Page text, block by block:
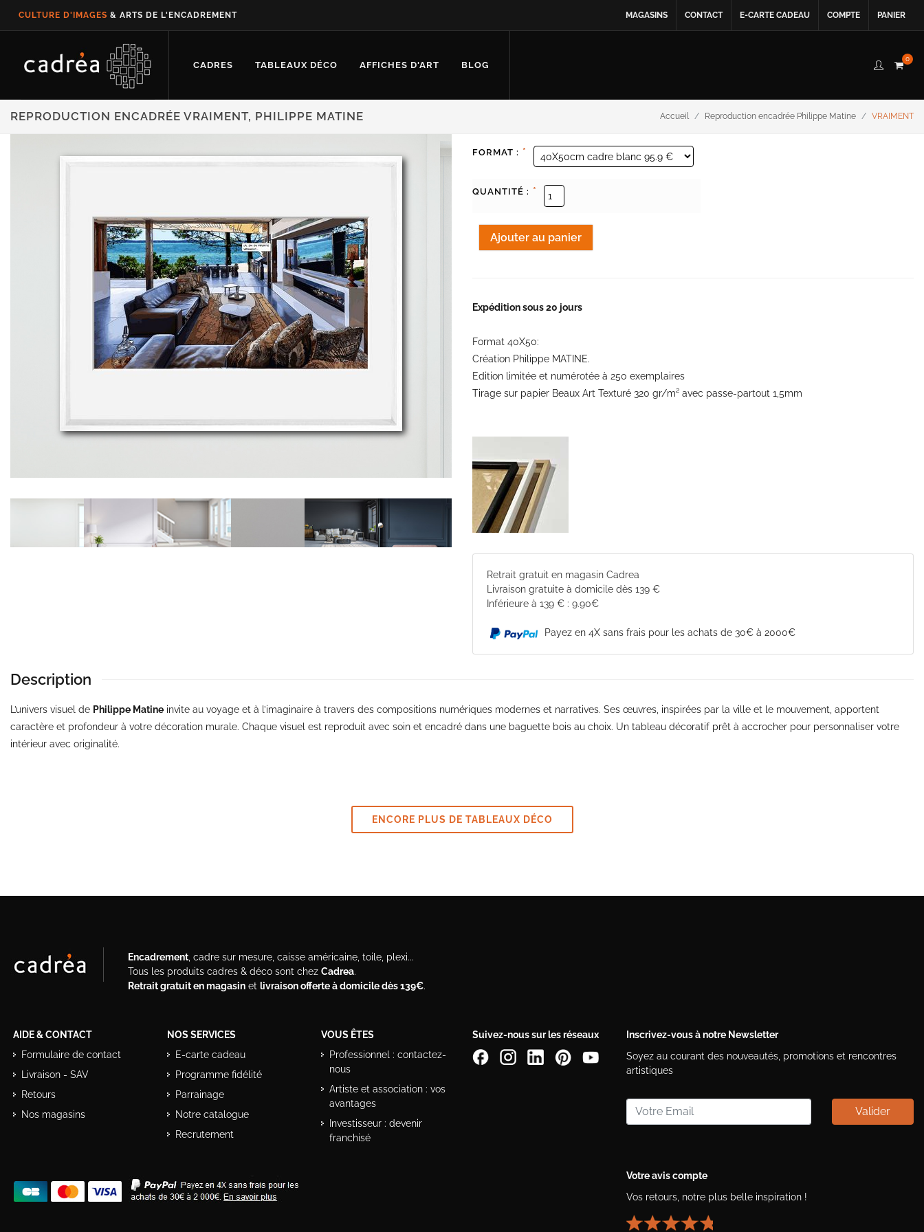
CULTURE D'IMAGES & ARTS DE L'ENCADREMENT MAGASINS CONTACT E-CARTE CADEAU COMPTE PANIER
CADRES TABLEAUX DÉCO AFFICHES D'ART BLOG
0
REPRODUCTION ENCADRÉE VRAIMENT, PHILIPPE MATINE Accueil Reproduction encadrée Philippe Matine VRAIMENT
FORMAT : *
QUANTITÉ : *
Expédition sous 20 jours
Format 40X50:
Création Philippe MATINE.
Edition limitée et numérotée à 250 exemplaires
Tirage sur papier Beaux Art Texturé 320 gr/m² avec passe-partout 1,5mm
Retrait gratuit en magasin Cadrea
Livraison gratuite à domicile dès 139 €
Inférieure à 139 € : 9.90€
Payez en 4X sans frais pour les achats de 30€ à 2000€
Description
L’univers visuel de Philippe Matine invite au voyage et à l’imaginaire à travers des compositions numériques modernes et narratives. Ses œuvres, inspirées par la ville et le mouvement, apportent
caractère et profondeur à votre décoration murale. Chaque visuel est reproduit avec soin et encadré dans une baguette bois au choix. Un tableau décoratif prêt à accrocher pour personnaliser votre
intérieur avec originalité.
ENCORE PLUS DE TABLEAUX DÉCO
Encadrement , cadre sur mesure, caisse américaine, toile, plexi...
Tous les produits cadres & déco sont chez Cadrea.
Retrait gratuit en magasin et livraison offerte à domicile dès 139€.
AIDE & CONTACT
Formulaire de contact
Livraison - SAV
Retours
Nos magasins
NOS SERVICES
E-carte cadeau
Programme fidélité
Parrainage
Notre catalogue
Recrutement
VOUS ÊTES
Professionnel : contactez-
nous
Artiste et association : vos
avantages
Investisseur : devenir
franchisé
Suivez-nous sur les réseaux
Inscrivez-vous à notre Newsletter
Soyez au courant des nouveautés, promotions et rencontres
artistiques
Valider
Votre avis compte
Vos retours, notre plus belle inspiration !